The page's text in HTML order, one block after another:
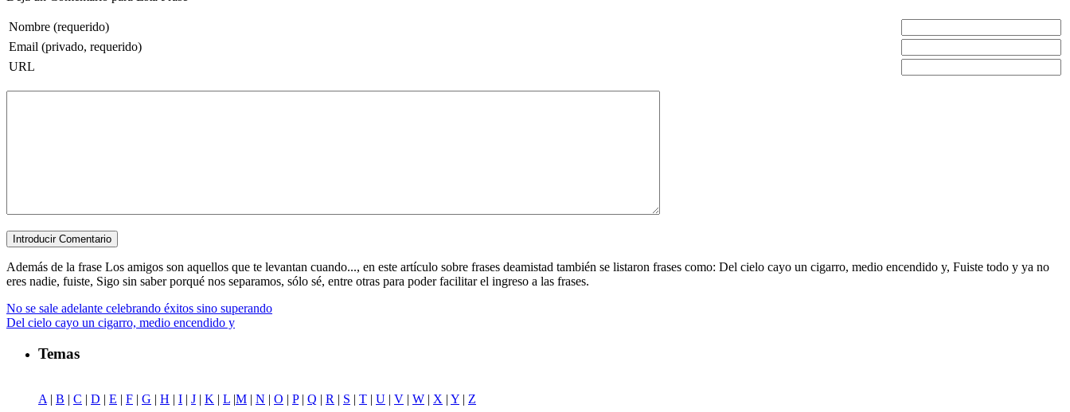
Nombre (requerido)
Email (privado, requerido)
URL
Además de la frase Los amigos son aquellos que te levantan cuando..., en este artículo sobre frases deamistad también se listaron frases como: Del cielo cayo un cigarro, medio encendido y, Fuiste todo y ya no
eres nadie, fuiste, Sigo sin saber porqué nos separamos, sólo sé, entre otras para poder facilitar el ingreso a las frases.
No se sale adelante celebrando éxitos sino superando
Del cielo cayo un cigarro, medio encendido y
Temas
A | B | C | D | E | F | G | H | I | J | K | L |M | N | O | P| Q | R | S | T | U | V | W | X | Y | Z